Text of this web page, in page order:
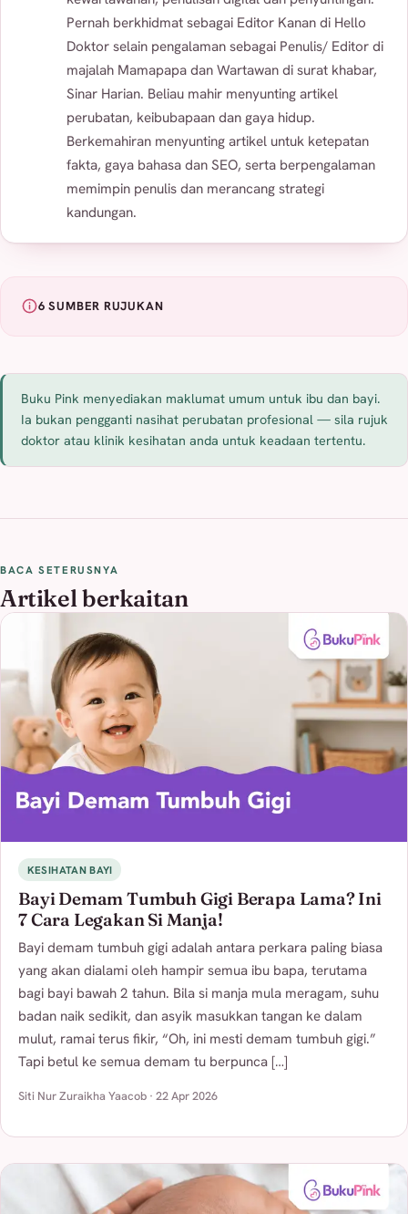
Pernah berkhidmat sebagai Editor Kanan di Hello
Doktor selain pengalaman sebagai Penulis/ Editor di
majalah Mamapapa dan Wartawan di surat khabar,
Sinar Harian. Beliau mahir menyunting artikel
perubatan, keibubapaan dan gaya hidup.
Berkemahiran menyunting artikel untuk ketepatan
fakta, gaya bahasa dan SEO, serta berpengalaman
memimpin penulis dan merancang strategi
kandungan.
6 SUMBER RUJUKAN
Buku Pink menyediakan maklumat umum untuk ibu dan bayi.
Ia bukan pengganti nasihat perubatan profesional — sila rujuk
doktor atau klinik kesihatan anda untuk keadaan tertentu.
BACA SETERUSNYA
Artikel berkaitan
KESIHATAN BAYI
Bayi Demam Tumbuh Gigi Berapa Lama? Ini
7 Cara Legakan Si Manja!
Bayi demam tumbuh gigi adalah antara perkara paling biasa
yang akan dialami oleh hampir semua ibu bapa, terutama
bagi bayi bawah 2 tahun. Bila si manja mula meragam, suhu
badan naik sedikit, dan asyik masukkan tangan ke dalam
mulut, ramai terus fikir, “Oh, ini mesti demam tumbuh gigi.”
Tapi betul ke semua demam tu berpunca […]
Siti Nur Zuraikha Yaacob · 22 Apr 2026